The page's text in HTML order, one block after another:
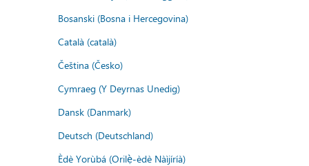
Bosanski (Bosna i Hercegovina)
Català (català)
Čeština (Česko)
Cymraeg (Y Deyrnas Unedig)
Dansk (Danmark)
Deutsch (Deutschland)
Èdè Yorùbá (Orilẹ̀-èdè Nàìjíríà)